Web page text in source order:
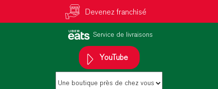
Devenez franchisé
Service de livraisons
YouTube